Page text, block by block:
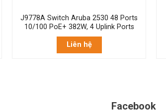
J9778A Switch Aruba 2530 48 Ports
10/100 PoE+ 382W, 4 Uplink Ports
Liên hệ
Facebook